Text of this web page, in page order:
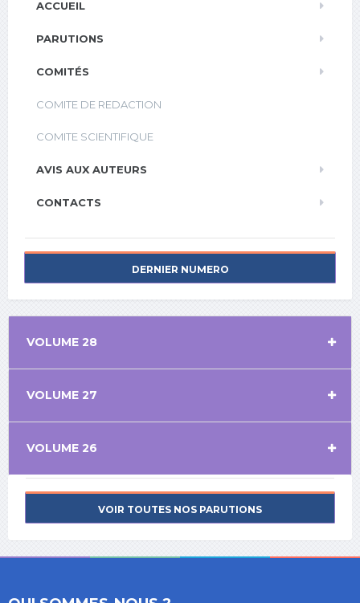
ACCUEIL
PARUTIONS
COMITÉS
COMITE DE REDACTION
COMITE SCIENTIFIQUE
AVIS AUX AUTEURS
CONTACTS
DERNIER NUMERO
VOLUME 28
VOLUME 27
VOLUME 26
VOIR TOUTES NOS PARUTIONS